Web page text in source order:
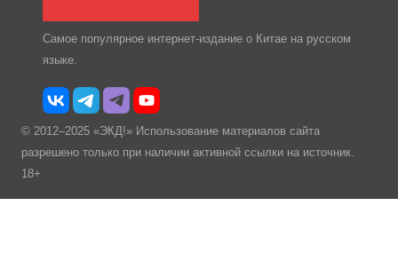
Самое популярное интернет-издание о Китае на русском
языке.
© 2012–2025 «ЭКД!» Использование материалов сайта
разрешено только при наличии активной ссылки на источник.
18+